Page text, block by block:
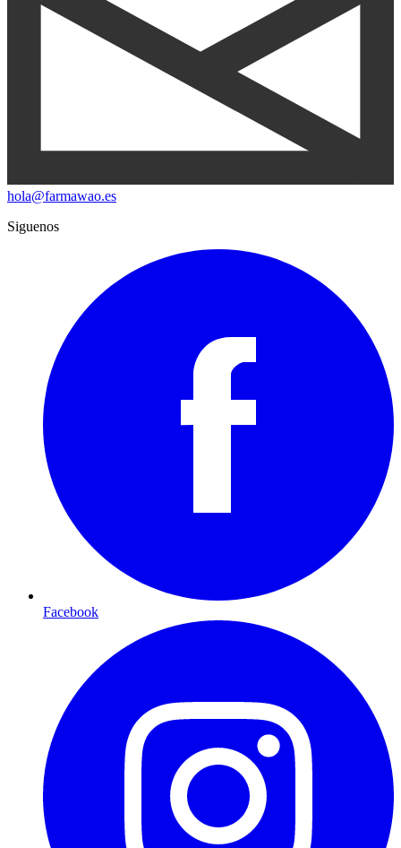
hola@farmawao.es
Siguenos
Facebook